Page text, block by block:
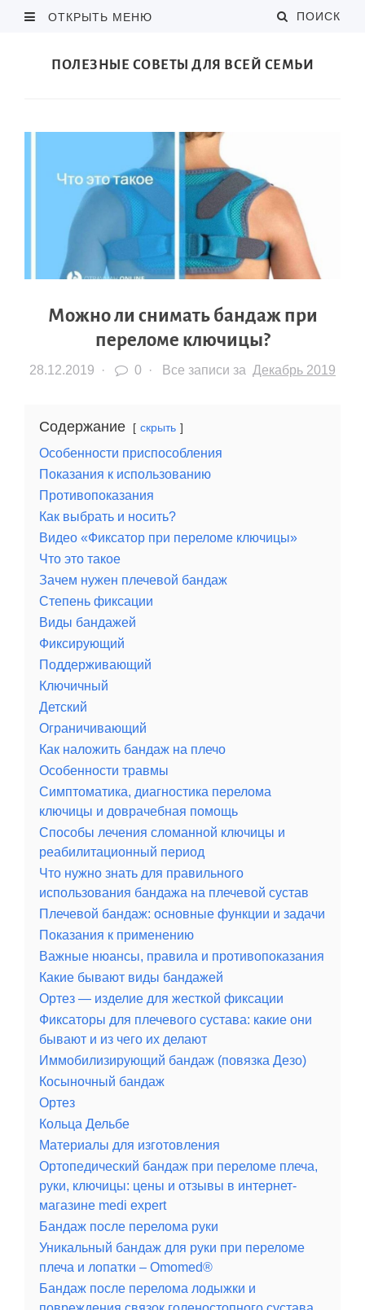
ОТКРЫТЬ МЕНЮ ПОИСК
ПОЛЕЗНЫЕ СОВЕТЫ ДЛЯ ВСЕЙ СЕМЬИ
Можно ли снимать бандаж при
переломе ключицы?
28.12.2019 · 0 · Все записи за Декабрь 2019
Содержание скрыть
Особенности приспособления
Показания к использованию
Противопоказания
Как выбрать и носить?
Видео «Фиксатор при переломе ключицы»
Что это такое
Зачем нужен плечевой бандаж
Степень фиксации
Виды бандажей
Фиксирующий
Поддерживающий
Ключичный
Детский
Ограничивающий
Как наложить бандаж на плечо
Особенности травмы
Симптоматика, диагностика перелома
ключицы и доврачебная помощь
Способы лечения сломанной ключицы и
реабилитационный период
Что нужно знать для правильного
использования бандажа на плечевой сустав
Плечевой бандаж: основные функции и задачи
Показания к применению
Важные нюансы, правила и противопоказания
Какие бывают виды бандажей
Ортез — изделие для жесткой фиксации
Фиксаторы для плечевого сустава: какие они
бывают и из чего их делают
Иммобилизирующий бандаж (повязка Дезо)
Косыночный бандаж
Ортез
Кольца Дельбе
Материалы для изготовления
Ортопедический бандаж при переломе плеча,
руки, ключицы: цены и отзывы в интернет-
магазине medi expert
Бандаж после перелома руки
Уникальный бандаж для руки при переломе
плеча и лопатки – Omomed®
Бандаж после перелома лодыжки и